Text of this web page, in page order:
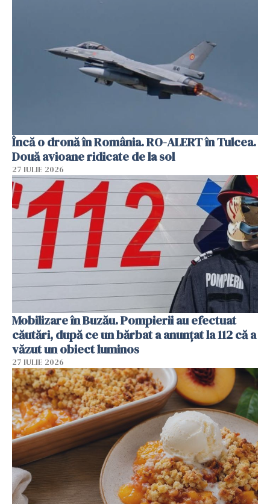
Încă o dronă în România. RO-ALERT în Tulcea.
Două avioane ridicate de la sol
27 IULIE 2026
Mobilizare în Buzău. Pompierii au efectuat
căutări, după ce un bărbat a anunțat la 112 că a
văzut un obiect luminos
27 IULIE 2026